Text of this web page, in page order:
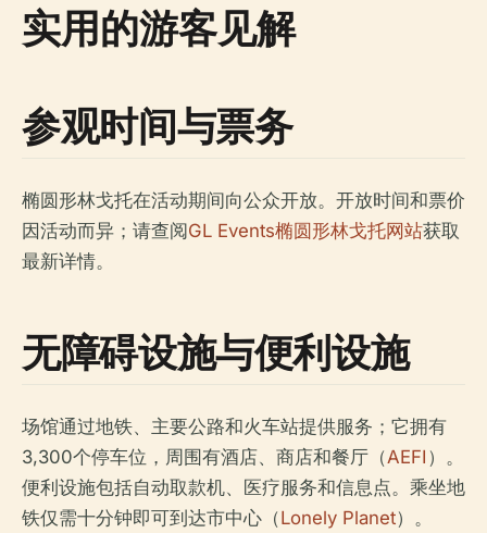
实用的游客见解
参观时间与票务
椭圆形林戈托在活动期间向公众开放。开放时间和票价
因活动而异；请查阅GL Events椭圆形林戈托网站获取
最新详情。
无障碍设施与便利设施
场馆通过地铁、主要公路和火车站提供服务；它拥有
3,300个停车位，周围有酒店、商店和餐厅（AEFI ）。
便利设施包括自动取款机、医疗服务和信息点。乘坐地
铁仅需十分钟即可到达市中心（Lonely Planet）。